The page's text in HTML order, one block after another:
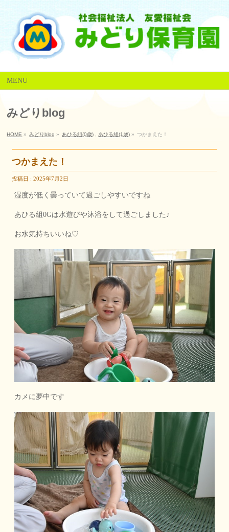
MENU
みどりblog
HOME » みどりblog » あひる組(0歳) あひる組(1歳) » つかまえた！
つかまえた！
投稿日 : 2025年7月2日
湿度が低く曇っていて過ごしやすいですね
あひる組0Gは水遊びや沐浴をして過ごしました♪
お水気持ちいいね♡
カメに夢中です